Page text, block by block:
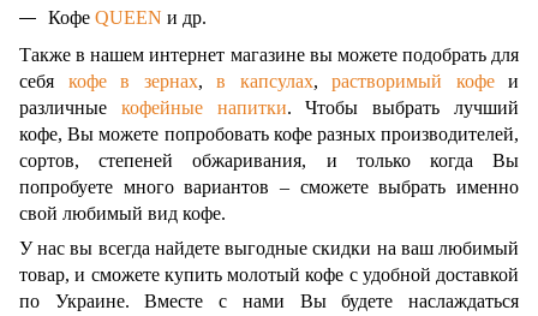
Кофе QUEEN и др.
Также в нашем интернет магазине вы можете подобрать для
себя кофе в зернах, в капсулах, растворимый кофеи
различные кофейные напитки. Чтобы выбрать лучший
кофе, Вы можете попробовать кофе разных производителей,
сортов, степеней обжаривания, и только когда Вы
попробуете много вариантов – сможете выбрать именно
свой любимый вид кофе.
У нас вы всегда найдете выгодные скидки на ваш любимый
товар, и сможете купить молотый кофе с удобной доставкой
по Украине. Вместе с нами Вы будете наслаждаться